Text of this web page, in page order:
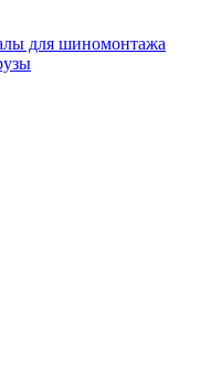
для шиномонтажа